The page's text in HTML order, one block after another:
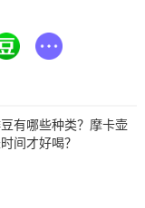
有哪些种类？摩卡壶
间才好喝？